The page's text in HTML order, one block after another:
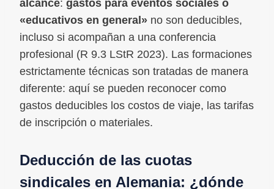
alcance: gastos para eventos sociales o
«educativos en general» no son deducibles,
incluso si acompañan a una conferencia
profesional (R 9.3 LStR 2023). Las formaciones
estrictamente técnicas son tratadas de manera
diferente: aquí se pueden reconocer como
gastos deducibles los costos de viaje, las tarifas
de inscripción o materiales.
Deducción de las cuotas
sindicales en Alemania: ¿dónde